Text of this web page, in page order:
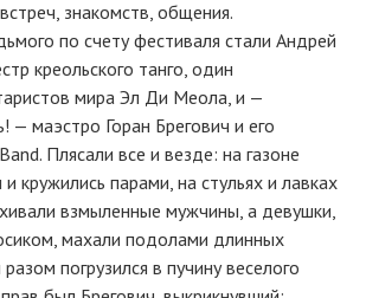
знакомств, общения.
по счету фестиваля стали Андрей
креольского танго, один
мира Эл Ди Меола, и —
— маэстро Горан Брегович и его
Плясали все и везде: на газоне
кружились парами, на стульях и лавках
взмыленные мужчины, а девушки,
махали подолами длинных
погрузился в пучину веселого